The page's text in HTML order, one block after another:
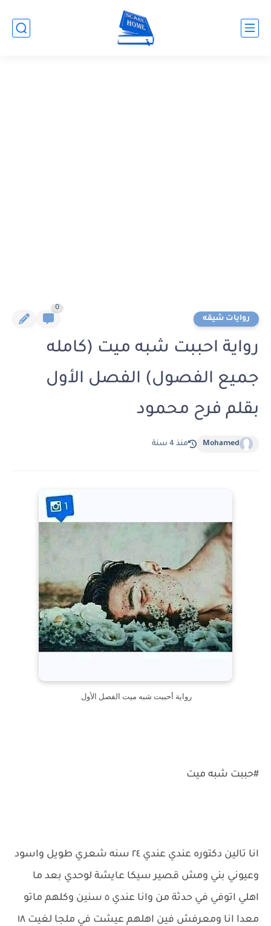
روايات شيقه
0
رواية احببت شبه ميت (كامله
جميع الفصول) الفصل الأول
بقلم فرح محمود
Mohamed منذ 4 سنة
رواية أحببت شبه ميت الفصل الأول
#حببت شبه ميت
انا تالين دكتوره عندي عندي ٢٤ سنه شعري طويل واسود
وعيوني بني ومش قصير سيكا عايشة لوحدي بعد ما
اهلي اتوفي في حدثة من وانا عندي ٥ سنين وكلهم ماتو
معدا انا ومعرفش فين اهلهم عيشت في ملجا لغيت ١٨